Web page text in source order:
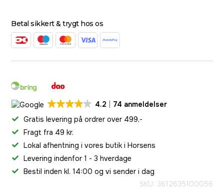
Betal sikkert & trygt hos os
4.2
74 anmeldelser
Gratis levering på ordrer over 499,-
Fragt fra 49 kr.
Lokal afhentning i vores butik i Horsens
Levering indenfor 1 - 3 hverdage
Bestil inden kl. 14:00 og vi sender i dag
SKU: 3612635100056